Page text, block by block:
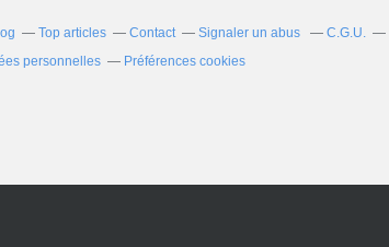
Top articles Contact Signaler un abus C.G.U.
personnelles
Préférences cookies